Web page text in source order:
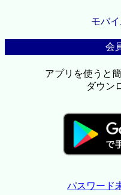
モバ
会
アプリを使うと
ダウン
パスワード